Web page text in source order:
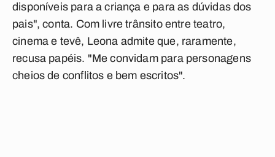
disponíveis para a criança e para as dúvidas dos
pais", conta. Com livre trânsito entre teatro,
cinema e tevê, Leona admite que, raramente,
recusa papéis. "Me convidam para personagens
cheios de conflitos e bem escritos".